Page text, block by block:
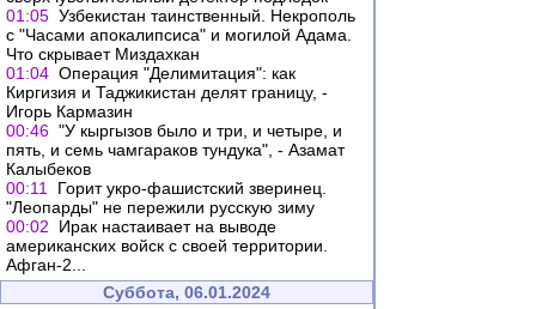
01:05 Узбекистан таинственный. Некрополь
с "Часами апокалипсиса" и могилой Адама.
Что скрывает Миздахкан
01:04 Операция "Делимитация": как
Киргизия и Таджикистан делят границу, -
Игорь Кармазин
00:46 "У кыргызов было и три, и четыре, и
пять, и семь чамгараков тундука", - Азамат
Калыбеков
00:11
Горит укро-фашистский зверинец.
"Леопарды" не пережили русскую зиму
00:02
Ирак настаивает на выводе
американских войск с своей территории.
Афган-2...
Суббота, 06.01.2024